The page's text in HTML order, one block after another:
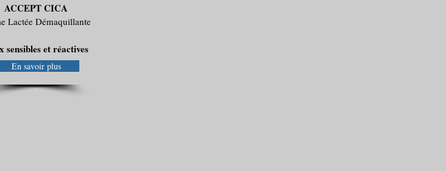
ACCEPT CICA
Lactée Démaquillante
sensibles et réactives
En savoir plus